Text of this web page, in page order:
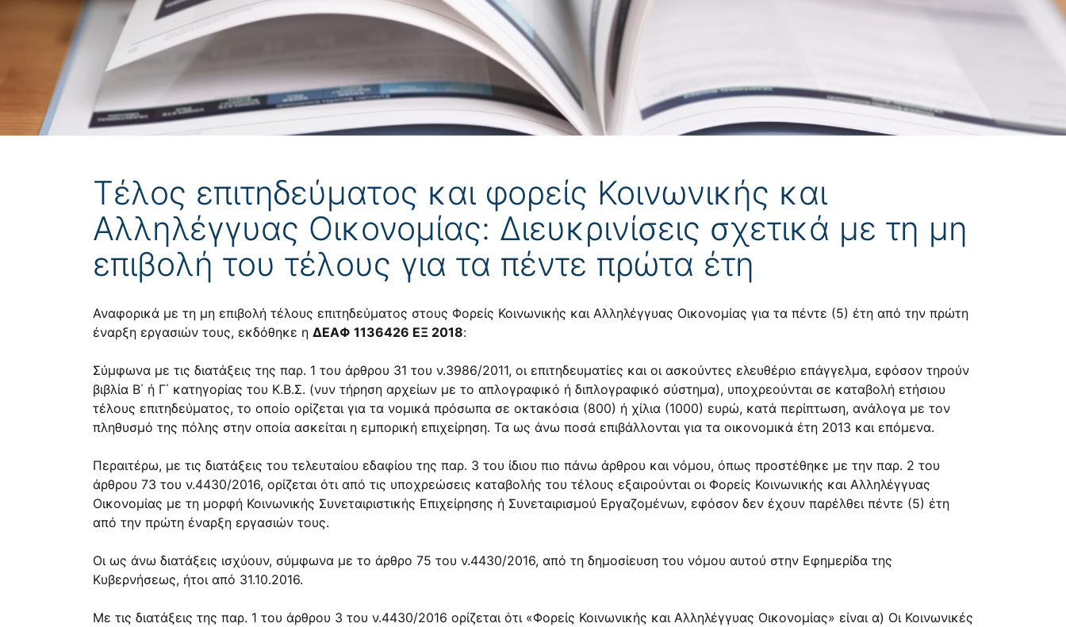
Τέλος επιτηδεύματος και φορείς Κοινωνικής και
Αλληλέγγυας Οικονομίας: Διευκρινίσεις σχετικά με τη μη
επιβολή του τέλους για τα πέντε πρώτα έτη
Αναφορικά με τη μη επιβολή τέλους επιτηδεύματος στους Φορείς Κοινωνικής και Αλληλέγγυας Οικονομίας για τα πέντε (5) έτη από την πρώτη
έναρξη εργασιών τους, εκδόθηκε η ΔΕΑΦ 1136426 ΕΞ 2018:
Σύμφωνα με τις διατάξεις της παρ. 1 του άρθρου 31 του ν.3986/2011, οι επιτηδευματίες και οι ασκούντες ελευθέριο επάγγελμα, εφόσον τηρούν
βιβλία Β΄ ή Γ΄ κατηγορίας του Κ.Β.Σ. (νυν τήρηση αρχείων με το απλογραφικό ή διπλογραφικό σύστημα), υποχρεούνται σε καταβολή ετήσιου
τέλους επιτηδεύματος, το οποίο ορίζεται για τα νομικά πρόσωπα σε οκτακόσια (800) ή χίλια (1000) ευρώ, κατά περίπτωση, ανάλογα με τον
πληθυσμό της πόλης στην οποία ασκείται η εμπορική επιχείρηση. Τα ως άνω ποσά επιβάλλονται για τα οικονομικά έτη 2013 και επόμενα.
Περαιτέρω, με τις διατάξεις του τελευταίου εδαφίου της παρ. 3 του ίδιου πιο πάνω άρθρου και νόμου, όπως προστέθηκε με την παρ. 2 του
άρθρου 73 του ν.4430/2016, ορίζεται ότι από τις υποχρεώσεις καταβολής του τέλους εξαιρούνται οι Φορείς Κοινωνικής και Αλληλέγγυας
Οικονομίας με τη μορφή Κοινωνικής Συνεταιριστικής Επιχείρησης ή Συνεταιρισμού Εργαζομένων, εφόσον δεν έχουν παρέλθει πέντε (5) έτη
από την πρώτη έναρξη εργασιών τους.
Οι ως άνω διατάξεις ισχύουν, σύμφωνα με το άρθρο 75 του ν.4430/2016, από τη δημοσίευση του νόμου αυτού στην Εφημερίδα της
Κυβερνήσεως, ήτοι από 31.10.2016.
Με τις διατάξεις της παρ. 1 του άρθρου 3 του ν.4430/2016 ορίζεται ότι «Φορείς Κοινωνικής και Αλληλέγγυας Οικονομίας» είναι α) Οι Κοινωνικές